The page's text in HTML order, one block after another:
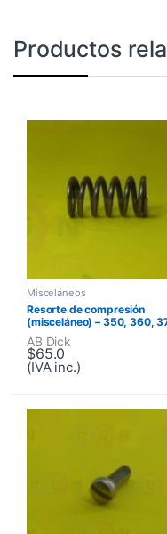
Productos
Misceláneos
Resorte de compresión
(misceláneo) – 350, 360,
Series 88, Series 98
AB Dick
$65.0
(IVA inc.)